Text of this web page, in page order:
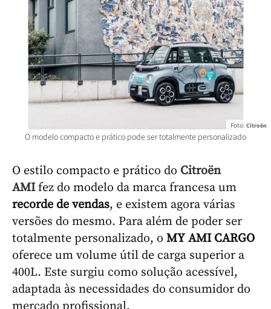
O modelo compacto e prático pode ser totalmente personalizado
Foto: Citroën
O estilo compacto e prático do Citroën
AMIfez do modelo da marca francesa um
recorde de vendas, e existem agora várias
versões do mesmo. Para além de poder ser
totalmente personalizado, o MY AMI CARGO
oferece um volume útil de carga superior a
400L. Este surgiu como solução acessível,
adaptada às necessidades do consumidor do